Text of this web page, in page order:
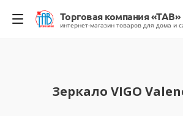
Зеркало VIGO